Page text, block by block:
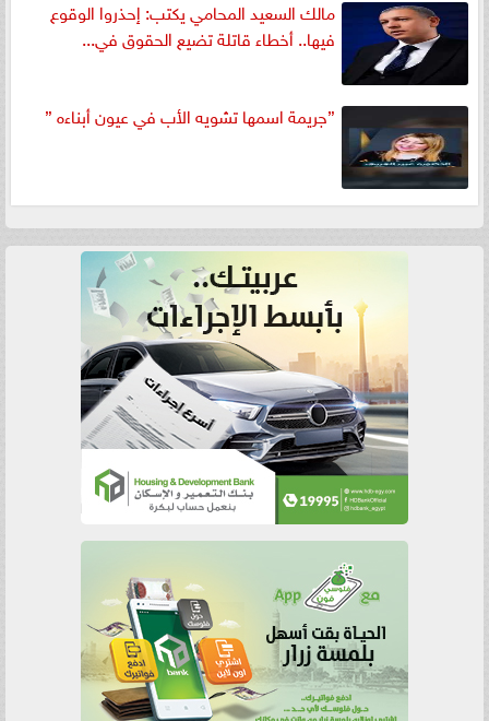
مالك السعيد المحامي يكتب: إحذروا الوقوع
فيها.. أخطاء قاتلة تضيع الحقوق في...
”جريمة اسمها تشويه الأب في عيون أبناءه ”